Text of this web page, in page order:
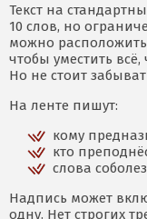
Текст на
10 слов, но
можно расположить
чтобы уместить
Но не стоит
На ленте пишут:
кому
кто
слова
Надпись может
одну. Нет строгих